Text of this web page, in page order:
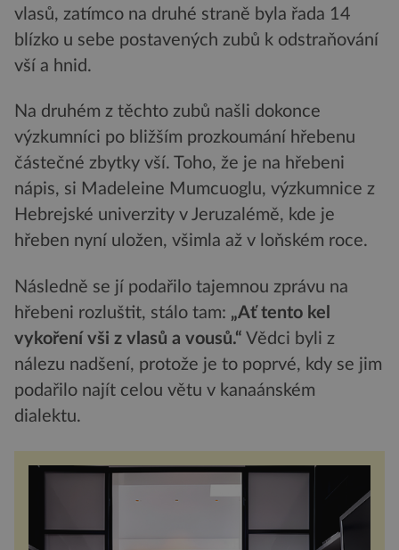
vlasů, zatímco na druhé straně byla řada 14
blízko u sebe postavených zubů k odstraňování
vší a hnid.
Na druhém z těchto zubů našli dokonce
výzkumníci po bližším prozkoumání hřebenu
částečné zbytky vší. Toho, že je na hřebeni
nápis, si Madeleine Mumcuoglu, výzkumnice z
Hebrejské univerzity v Jeruzalémě, kde je
hřeben nyní uložen, všimla až v loňském roce.
Následně se jí podařilo tajemnou zprávu na
hřebeni rozluštit, stálo tam: „Ať tento kel
vykoření vši z vlasů a vousů.“ Vědci byli z
nálezu nadšení, protože je to poprvé, kdy se jim
podařilo najít celou větu v kanaánském
dialektu.